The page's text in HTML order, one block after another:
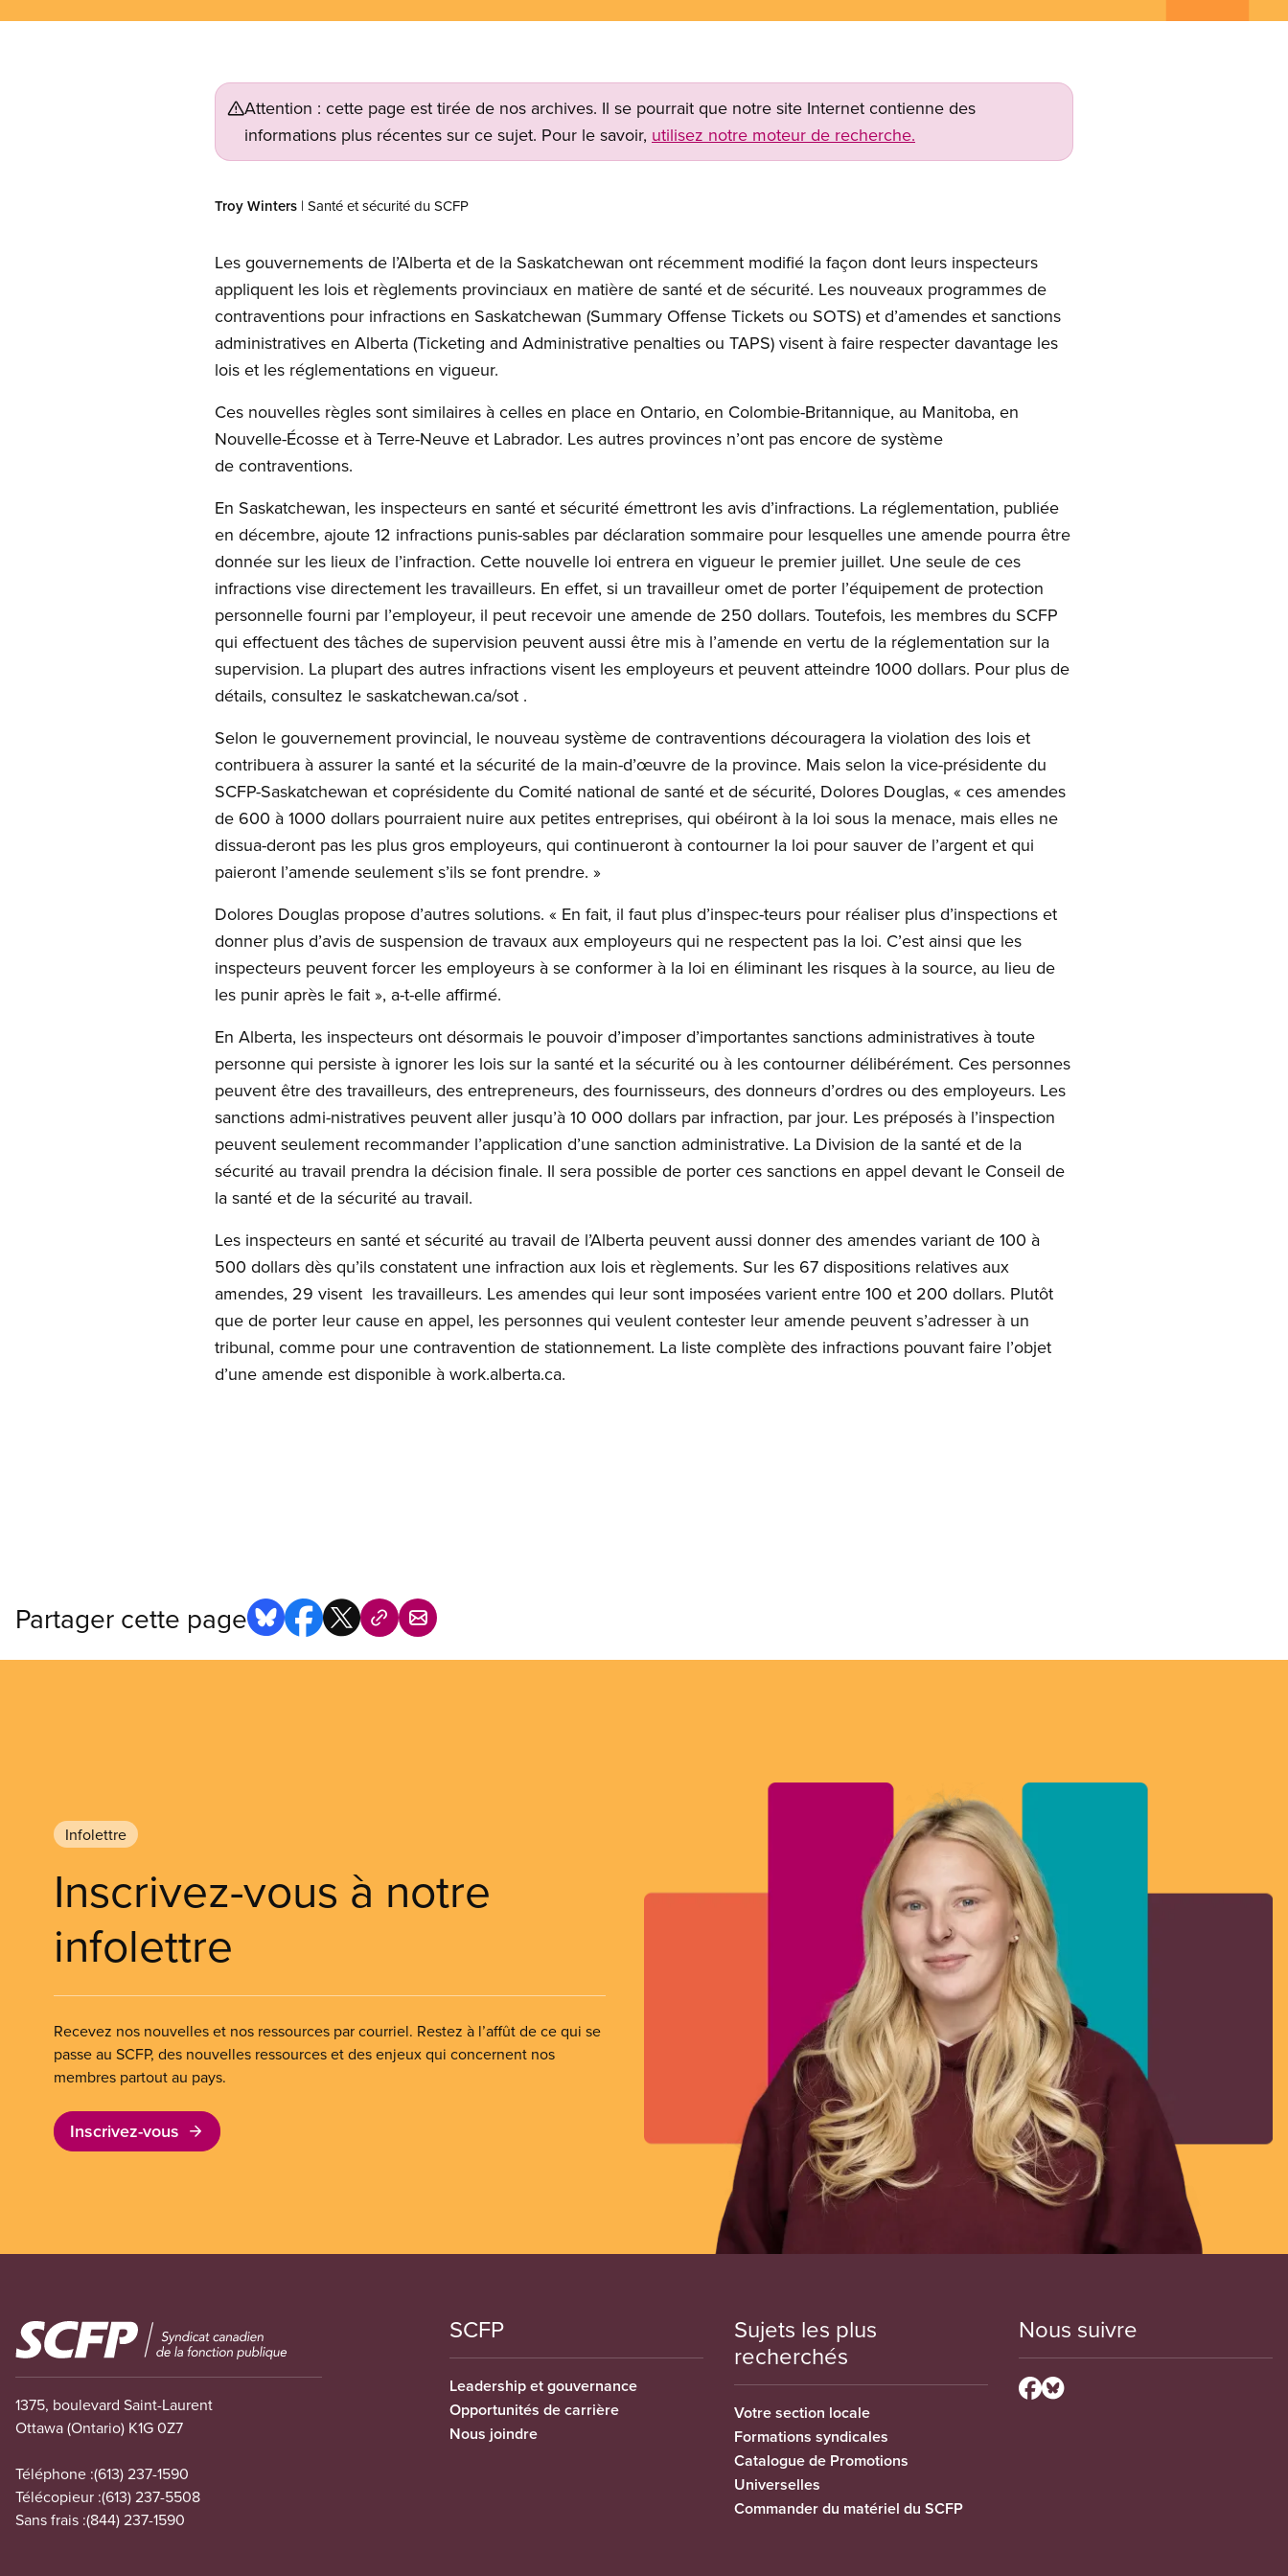
Attention : cette page est tirée de nos archives. Il se pourrait que notre site Internet contienne des
informations plus récentes sur ce sujet. Pour le savoir, utilisez notre moteur de recherche.
Troy Winters | Santé et sécurité duSCFP
Les gouvernements de l’Alberta et de la Saskatchewan ont récemment modifié la façon dont leurs inspecteurs
appliquent les lois et règlements provinciaux en matière de santé et de sécurité. Les nouveaux programmes de
contraventions pour infractions en Saskatchewan (Summary Offense Tickets ou SOTS) et d’amendes et sanctions
administratives en Alberta (Ticketing and Administrative penalties ou TAPS) visent à faire respecter davantage les
lois et les réglementations en vigueur.
Ces nouvelles règles sont similaires à celles en place en Ontario, en Colombie-Britannique, au Manitoba, en
Nouvelle-Écosse et à Terre-Neuve et Labrador. Les autres provinces n’ont pas encore de système
de contraventions.
En Saskatchewan, les inspecteurs en santé et sécurité émettront les avis d’infractions. La réglementation, publiée
en décembre, ajoute 12 infractions punis-sables par déclaration sommaire pour lesquelles une amende pourra être
donnée sur les lieux de l’infraction. Cette nouvelle loi entrera en vigueur le premier juillet. Une seule de ces
infractions vise directement les travailleurs. En effet, si un travailleur omet de porter l’équipement de protection
personnelle fourni par l’employeur, il peut recevoir une amende de 250 dollars. Toutefois, les membres du SCFP
qui effectuent des tâches de supervision peuvent aussi être mis à l’amende en vertu de la réglementation sur la
supervision. La plupart des autres infractions visent les employeurs et peuvent atteindre 1000 dollars. Pour plus de
détails, consultez le saskatchewan.ca/sot .
Selon le gouvernement provincial, le nouveau système de contraventions découragera la violation des lois et
contribuera à assurer la santé et la sécurité de la main-d’œuvre de la province. Mais selon la vice-présidente du
SCFP-Saskatchewan et coprésidente du Comité national de santé et de sécurité, Dolores Douglas, « ces amendes
de 600 à 1000 dollars pourraient nuire aux petites entreprises, qui obéiront à la loi sous la menace, mais elles ne
dissua-deront pas les plus gros employeurs, qui continueront à contourner la loi pour sauver de l’argent et qui
paieront l’amende seulement s’ils se font prendre. »
Dolores Douglas propose d’autres solutions. « En fait, il faut plus d’inspec-teurs pour réaliser plus d’inspections et
donner plus d’avis de suspension de travaux aux employeurs qui ne respectent pas la loi. C’est ainsi que les
inspecteurs peuvent forcer les employeurs à se conformer à la loi en éliminant les risques à la source, au lieu de
les punir après le fait », a-t-elle affirmé.
En Alberta, les inspecteurs ont désormais le pouvoir d’imposer d’importantes sanctions administratives à toute
personne qui persiste à ignorer les lois sur la santé et la sécurité ou à les contourner délibérément. Ces personnes
peuvent être des travailleurs, des entrepreneurs, des fournisseurs, des donneurs d’ordres ou des employeurs. Les
sanctions admi-nistratives peuvent aller jusqu’à 10 000 dollars par infraction, par jour. Les préposés à l’inspection
peuvent seulement recommander l’application d’une sanction administrative. La Division de la santé et de la
sécurité au travail prendra la décision finale. Il sera possible de porter ces sanctions en appel devant le Conseil de
la santé et de la sécurité au travail.
Les inspecteurs en santé et sécurité au travail de l’Alberta peuvent aussi donner des amendes variant de 100 à
500 dollars dès qu’ils constatent une infraction aux lois et règlements. Sur les 67 dispositions relatives aux
amendes, 29 visent les travailleurs. Les amendes qui leur sont imposées varient entre 100 et 200 dollars. Plutôt
que de porter leur cause en appel, les personnes qui veulent contester leur amende peuvent s’adresser à un
tribunal, comme pour une contravention de stationnement. La liste complète des infractions pouvant faire l’objet
d’une amende est disponible à work.alberta.ca.
Partager cette page
Infolettre
Inscrivez-vous à notre
infolettre
Recevez nos nouvelles et nos ressources par courriel. Restez à l’affût de ce qui se
passe au SCFP, des nouvelles ressources et des enjeux qui concernent nos
membres partout au pays.
Inscrivez-vous
Image
1375, boulevard Saint-Laurent
Ottawa (Ontario) K1G 0Z7
Téléphone :(613) 237-1590
Télécopieur :(613) 237-5508
Sans frais :(844) 237-1590
SCFP
Leadership et gouvernance
Opportunités de carrière
Nous joindre
Sujets les plus
recherchés
Votre section locale
Formations syndicales
Catalogue de Promotions
Universelles
Commander du matériel du SCFP
Nous suivre